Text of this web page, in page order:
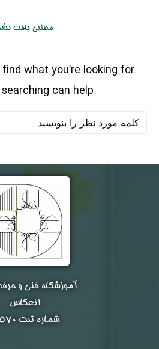
مطلبی یافت
what you’re looking for.
can help.
آموزشگاه فنی و
انعکاس
شماره ثبت ۲۹۵۷۰